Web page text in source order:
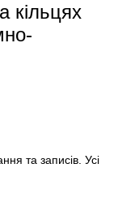
кільцях
та записів. Усі